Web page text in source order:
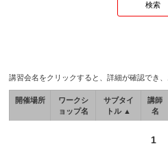
講習会名をクリックすると、詳細が確認でき、
開催場所
ワークシ
ョップ名
サブタイ
トル ▲
講師
名
1